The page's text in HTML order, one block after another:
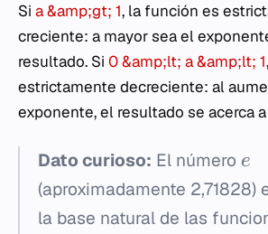
Si a &amp;gt; 1, la función es
creciente: a mayor sea el
resultado. Si 0 &amp;lt; a &amp;lt; 1
estrictamente decreciente: al
exponente, el resultado se acerca
Dato curioso: El número e
(aproximadamente 2,71828)
la base natural de las